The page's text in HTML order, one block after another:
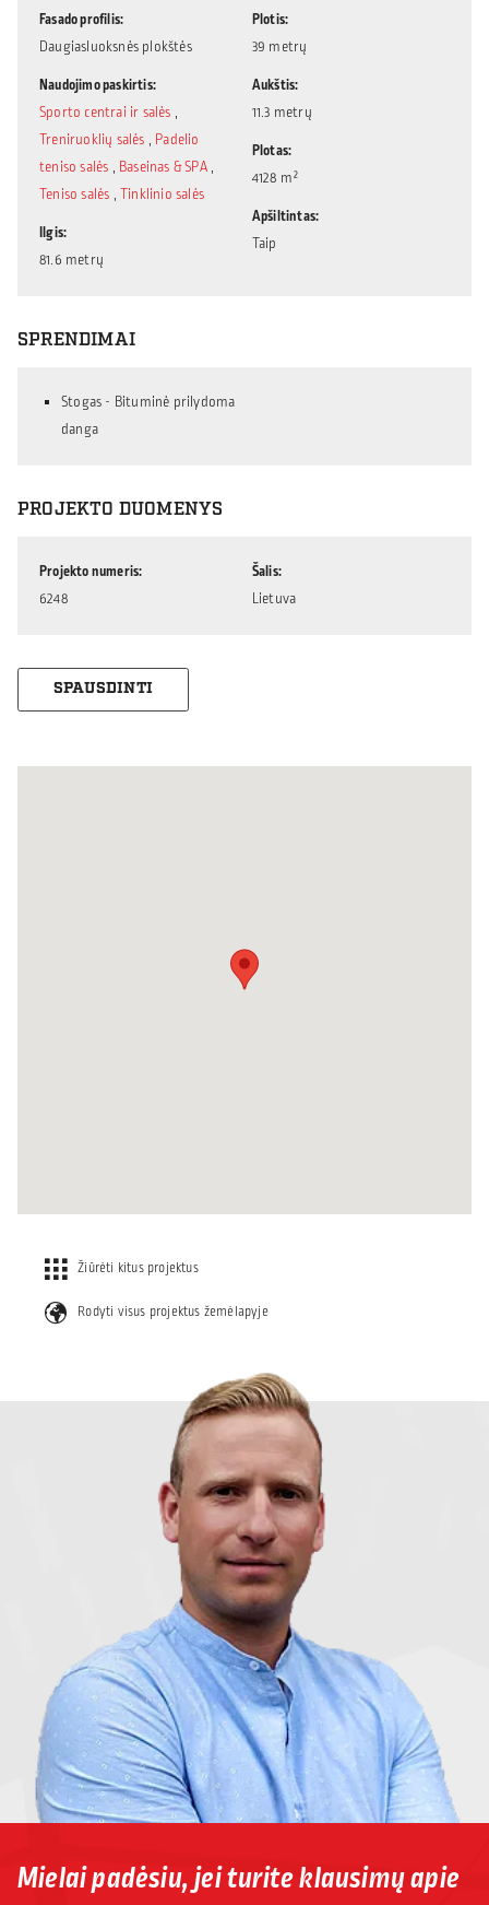
Fasado profilis
Daugiasluoksnės plokštės
Naudojimo paskirtis
Sporto centrai ir salės ,
Treniruoklių salės , Padelio
teniso salės , Baseinas & SPA ,
Teniso salės , Tinklinio salės
Ilgis
81.6 metrų
Plotis
39 metrų
Aukštis
11.3 metrų
Plotas
4128 m²
Apšiltintas
Taip
SPRENDIMAI
Stogas - Bituminė prilydoma
danga
PROJEKTO DUOMENYS
Projekto numeris
6248
Šalis
Lietuva
SPAUSDINTI
Žiūrėti kitus projektus
Rodyti visus projektus žemėlapyje
Mielai padėsiu, jei turite klausimų apie